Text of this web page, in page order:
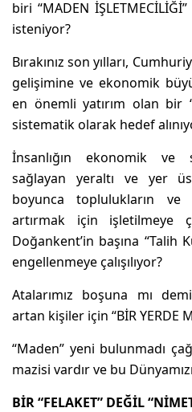
biri “MADEN
isteniyor?
Bırakınız son yılları,
gelişimine ve ekonomik
en önemli yatırım olan bir
sistematik olarak hedef
İnsanlığın ekonomik ve
sağlayan yeraltı ve yer
boyunca toplulukların ve
artırmak için işletilmeye
Doğankent’in başına “Talih
engellenmeye çalışılıyor?
Atalarımız boşuna mı
artan kişiler için “BİR YERDE
“Maden” yeni bulunmadı
mazisi vardır ve bu
BİR “FELAKET” DEĞİL